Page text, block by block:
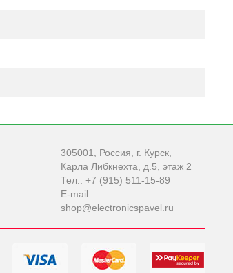
305001, Россия, г. Курск,
Карла Либкнехта, д.5, этаж 2
Тел.: +7 (915) 511-15-89
E-mail:
shop@electronicspavel.ru